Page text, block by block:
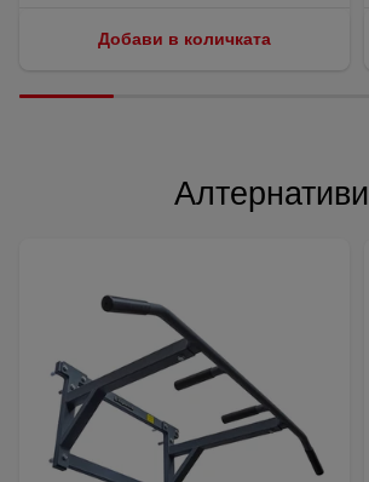
Добави в количката
Алтернативи